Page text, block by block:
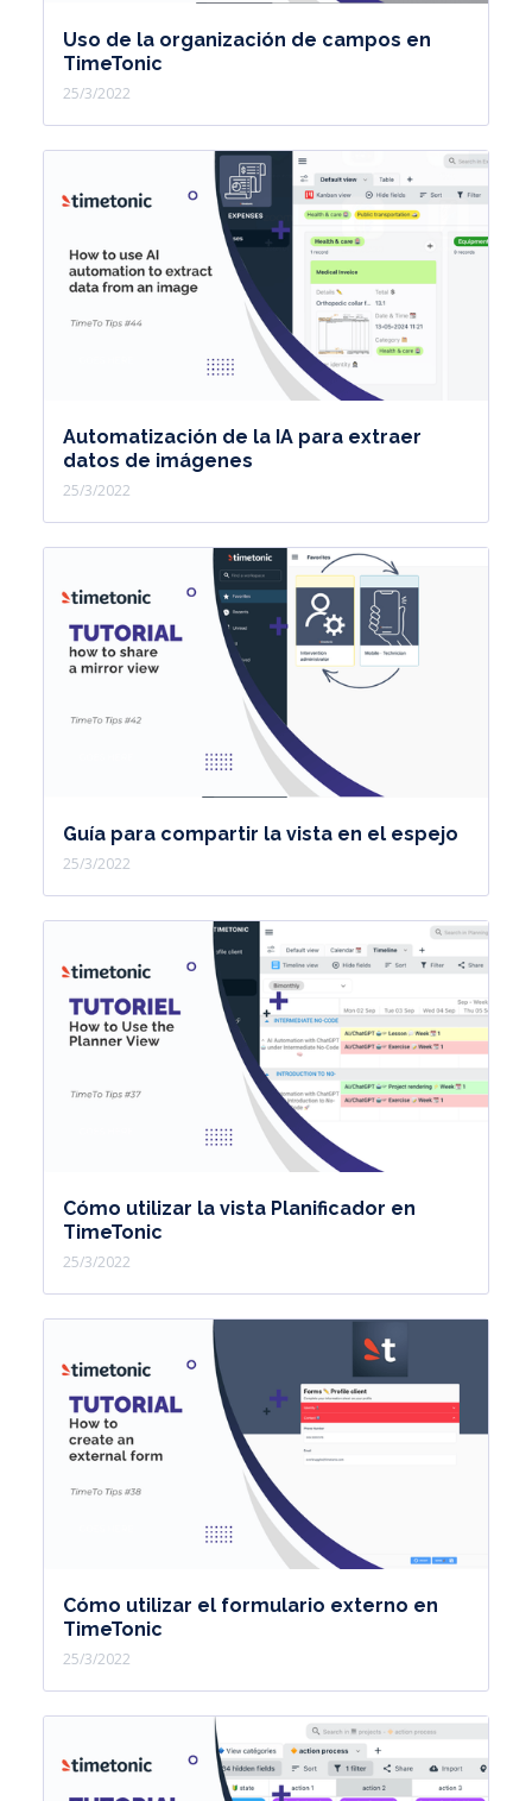
Uso de la organización de campos en
TimeTonic
25/3/2022
Automatización de la IA para extraer
datos de imágenes
25/3/2022
Guía para compartir la vista en el espejo
25/3/2022
Cómo utilizar la vista Planificador en
TimeTonic
25/3/2022
Cómo utilizar el formulario externo en
TimeTonic
25/3/2022